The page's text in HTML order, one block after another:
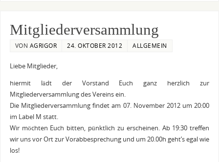
Mitgliederversammlung
VON AGRIGOR 24. OKTOBER 2012 ALLGEMEIN
Liebe Mitglieder,
hiermit lädt der Vorstand Euch ganz herzlich zur
Mitgliederversammlung des Vereins ein.
Die Mitgliederversammlung findet am 07. November 2012 um 20:00
im Label M statt.
Wir möchten Euch bitten, pünktlich zu erscheinen. Ab 19:30 treffen
wir uns vor Ort zur Vorabbesprechung und um 20.00h geht’s egal wie
los!